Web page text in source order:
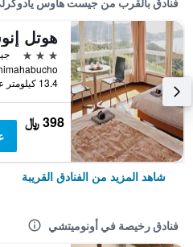
فنادق بالقرب من جيست هاوس
هوتل
3 نجوم
جيد
13.4 كيلومتر عن وسط المدينة
398 ﷼
شاهد المزيد من الفنادق القريبة
فنادق رخيصة في أونوميتشي